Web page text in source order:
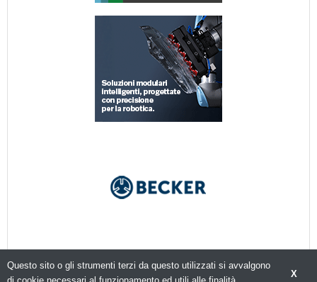
X
Questo sito o gli strumenti terzi da questo utilizzati si avvalgono